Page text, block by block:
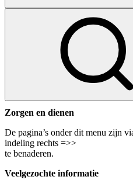
Zorgen en dienen
De pagina’s onder dit menu zijn
indeling rechts =>>
te benaderen.
Veelgezochte informatie